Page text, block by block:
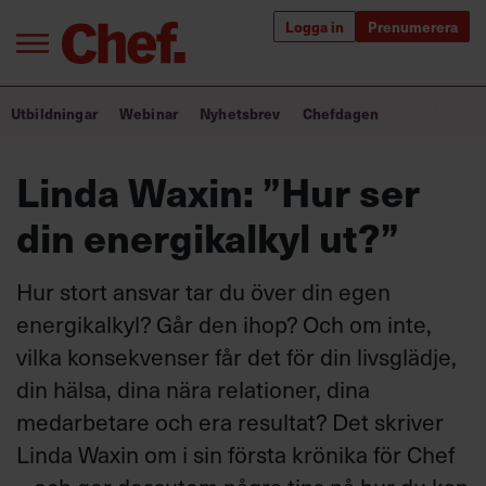
Logga in Prenumerera
Annonsera
Om oss
Kontakta oss
Kundservice
Bra ledare förändrar världen
Utbildning för ledare
Chefakademin+
Populära utbildningar
Utbildningar Webinar Nyhetsbrev Chefdagen
Linda Waxin: ”Hur ser
din energikalkyl ut?”
Hur stort ansvar tar du över din egen
energikalkyl? Går den ihop? Och om inte,
vilka konsekvenser får det för din livsglädje,
din hälsa, dina nära relationer, dina
medarbetare och era resultat? Det skriver
Linda Waxin om i sin första krönika för Chef